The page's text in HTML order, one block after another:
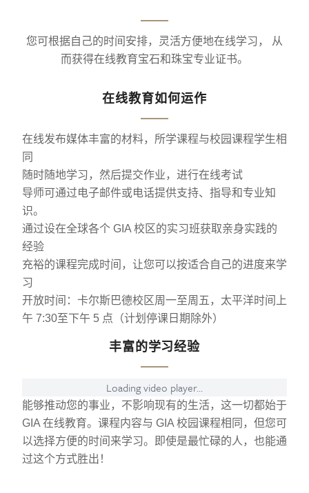
您可根据自己的时间安排，灵活方便地在线学习， 从
而获得在线教育宝石和珠宝专业证书。
在线教育如何运作
在线发布媒体丰富的材料，所学课程与校园课程学生相
同
随时随地学习，然后提交作业，进行在线考试
导师可通过电子邮件或电话提供支持、指导和专业知
识。
通过设在全球各个 GIA 校区的实习班获取亲身实践的
经验
充裕的课程完成时间，让您可以按适合自己的进度来学
习
开放时间：卡尔斯巴德校区周一至周五，太平洋时间上
午 7:30至下午 5 点（计划停课日期除外）
丰富的学习经验
Loading video player...
能够推动您的事业，不影响现有的生活，这一切都始于
GIA 在线教育。课程内容与 GIA 校园课程相同，但您可
以选择方便的时间来学习。即使是最忙碌的人，也能通
过这个方式胜出！